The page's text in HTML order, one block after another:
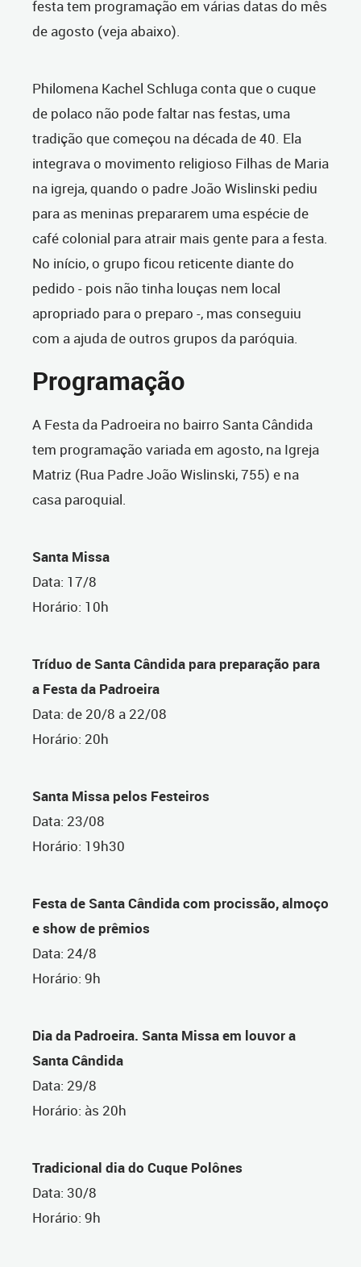
festa tem programação em várias datas do mês
de agosto (veja abaixo).
Philomena Kachel Schluga conta que o cuque
de polaco não pode faltar nas festas, uma
tradição que começou na década de 40. Ela
integrava o movimento religioso Filhas de Maria
na igreja, quando o padre João Wislinski pediu
para as meninas prepararem uma espécie de
café colonial para atrair mais gente para a festa.
No início, o grupo ficou reticente diante do
pedido - pois não tinha louças nem local
apropriado para o preparo -, mas conseguiu
com a ajuda de outros grupos da paróquia.
Programação
A Festa da Padroeira no bairro Santa Cândida
tem programação variada em agosto, na Igreja
Matriz (Rua Padre João Wislinski, 755) e na
casa paroquial.
Santa Missa
Data: 17/8
Horário: 10h
Tríduo de Santa Cândida para preparação para
a Festa da Padroeira
Data: de 20/8 a 22/08
Horário: 20h
Santa Missa pelos Festeiros
Data: 23/08
Horário: 19h30
Festa de Santa Cândida com procissão, almoço
e show de prêmios
Data: 24/8
Horário: 9h
Dia da Padroeira. Santa Missa em louvor a
Santa Cândida
Data: 29/8
Horário: às 20h
Tradicional dia do Cuque Polônes
Data: 30/8
Horário: 9h